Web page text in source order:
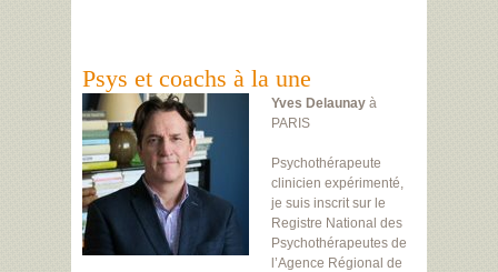
Psys et coachs à la une
Yves Delaunay à
PARIS
Psychothérapeute
clinicien expérimenté,
je suis inscrit sur le
Registre National des
Psychothérapeutes de
l’Agence Régional de